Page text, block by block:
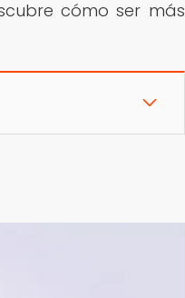
cómo ser más